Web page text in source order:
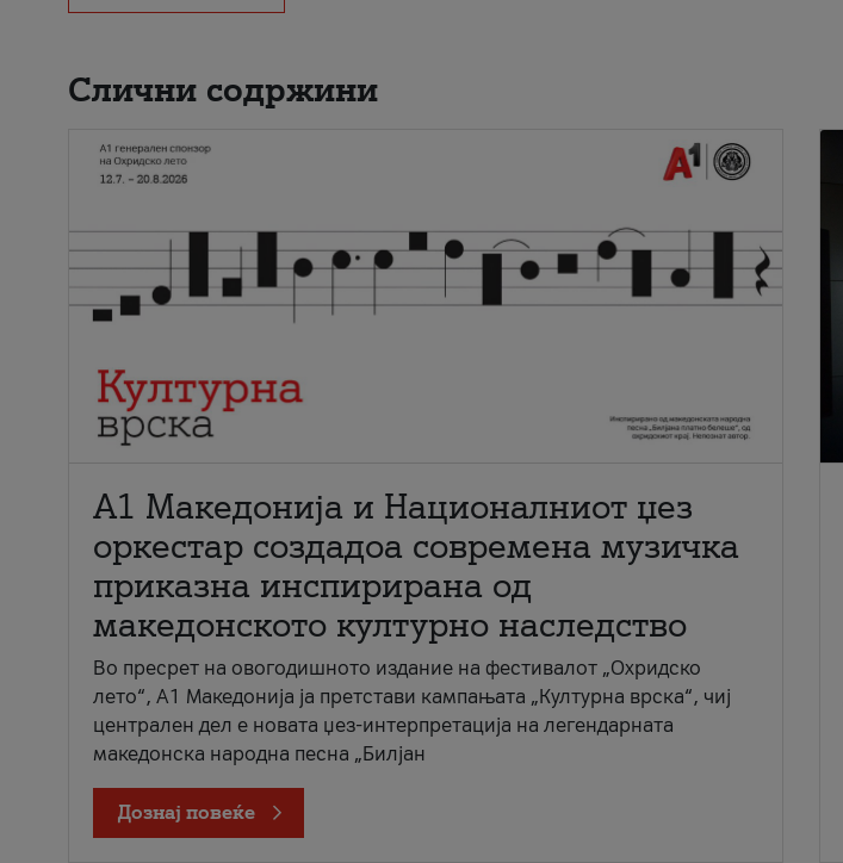
Слични содржини
А1 Македонија и Националниот џез
оркестар создадоа современа музичка
приказна инспирирана од
македонското културно наследство
Во пресрет на овогодишното издание на фестивалот „Охридско
лето“, А1 Македонија ја претстави кампањата „Културна врска“, чиј
централен дел е новата џез-интерпретација на легендарната
македонска народна песна „Билјан
Дознај повеќе